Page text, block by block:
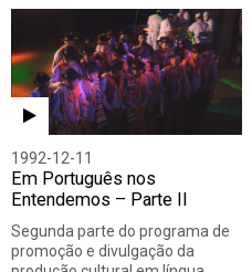
1992-12-11
Em Português nos
Entendemos – Parte II
Segunda parte do programa de
promoção e divulgação da